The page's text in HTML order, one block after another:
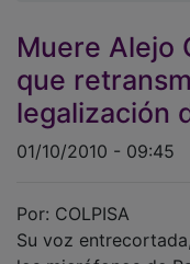
Muere Alejo
que
legalización
01/10/2010 - 09:45
Su voz
los micrófonos de